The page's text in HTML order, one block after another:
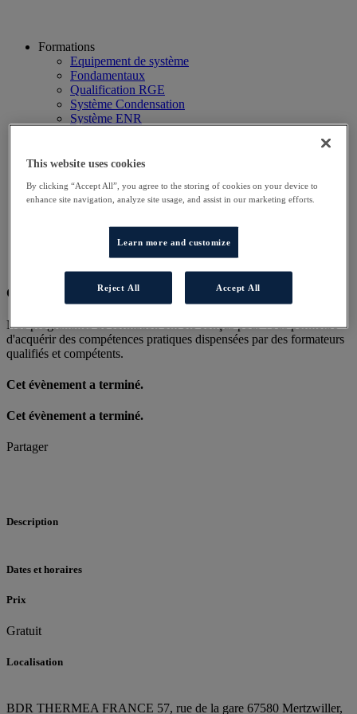
Formations
Equipement de système
Fondamentaux
Qualification RGE
Système Condensation
Système ENR
Webinaire
Hôtels
Planning
Particulier
Professionnel
Cet évènement a terminé.
Nos programmes de formation ont été conçus pour vous permettre
d'acquérir des compétences pratiques dispensées par des formateurs
qualifiés et compétents.
Cet évènement a terminé.
Cet évènement a terminé.
Partager
Description
Dates et horaires
Prix
Gratuit
Localisation
BDR THERMEA FRANCE 57, rue de la gare 67580 Mertzwiller,
This website uses cookies
By clicking “Accept All”, you agree to the storing of cookies on your device to
enhance site navigation, analyze site usage, and assist in our marketing efforts.
Learn more and customize
Reject All Accept All